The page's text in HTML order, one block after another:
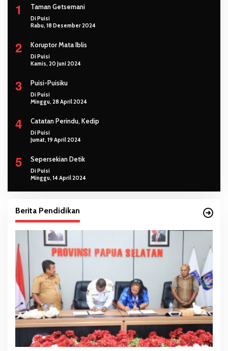
1 Taman Getsemani
Di Puisi
Rabu, 18 Desember 2024
2 Koruptor Mata Iblis
Di Puisi
Kamis, 20 Juni 2024
3 Puisi-Puisiku
Di Puisi
Minggu, 28 April 2024
4 Catatan Perindu, Kedip
Di Puisi
Jumat, 19 April 2024
5 Sepersekian Detik
Di Puisi
Minggu, 14 April 2024
Berita Pendidikan